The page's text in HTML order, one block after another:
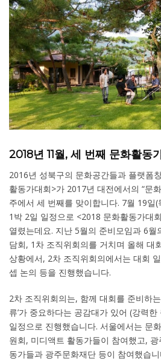
2018년 11월, 세 번째 문화활동
2016년 성북구의 문화공간들과 플랫폼
활동가대회>가 2017년 대전에서의 “문
주에서 세 번째를 맞이합니다. 7월 19일
1박 2일 일정으로 <2018 문화활동가대
열렸는데요. 지난 5월의 준비모임과 6
담회, 1차 조직위회의를 거치며 올해 대
상황에서, 2차 조직위회의에서는 대회
셉 논의 등을 진행했습니다.
2차 조직위회의는, 함께 대회를 준비하
류’가 중요하다는 공감대가 있어 (강력
일정으로 진행했습니다. 서울에서는 문
원회, 미디액트 활동가들이 참여했고,
동가들과 광주문화재단 등이 참여했습